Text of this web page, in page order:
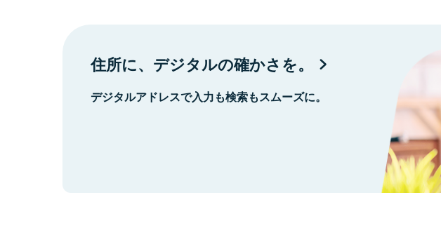
住所に、デジタルの確かさを。
デジタルアドレスで入力も検索もスムーズに。